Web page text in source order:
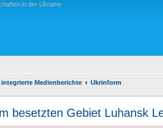
in der Ukraine
Medienberichte Ukrinform
besetzten Gebiet Luhansk